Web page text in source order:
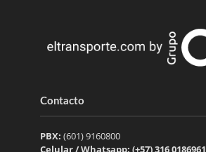
Contacto
PBX: (601) 9160800